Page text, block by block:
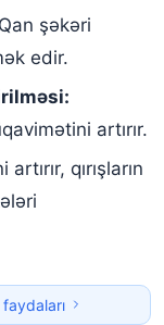
Qan şəkəri
edir.
artırır.
qırışların
faydaları